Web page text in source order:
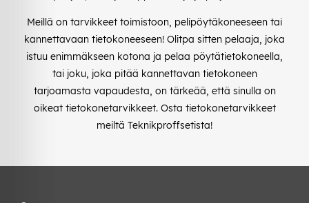
Meillä on tarvikkeet toimistoon, pelipöytäkoneeseen tai
kannettavaan tietokoneeseen! Olitpa sitten pelaaja, joka
istuu enimmäkseen kotona ja pelaa pöytätietokoneella,
tai joku, joka pitää kannettavan tietokoneen
tarjoamasta vapaudesta, on tärkeää, että sinulla on
oikeat tietokonetarvikkeet. Osta tietokonetarvikkeet
meiltä Teknikproffsetista!